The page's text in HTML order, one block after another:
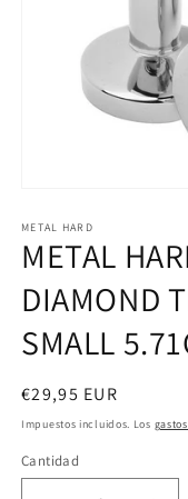
multimedia
1
en
ventana
modal
METAL HARD
METAL
DIAMOND
SMALL
Precio
habitual
€29,95 EUR
Impuestos incluidos. Los
Cantidad